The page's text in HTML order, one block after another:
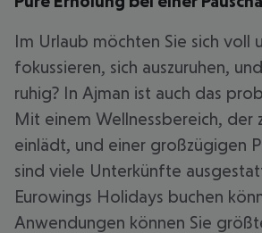
Im Urlaub möchten Sie sich voll
fokussieren, sich auszuruhen,
ruhig? In Ajman ist auch das
Mit einem Wellnessbereich, der
einlädt, und einer großzügigen
sind viele Unterkünfte
Eurowings Holidays buchen
Anwendungen können Sie